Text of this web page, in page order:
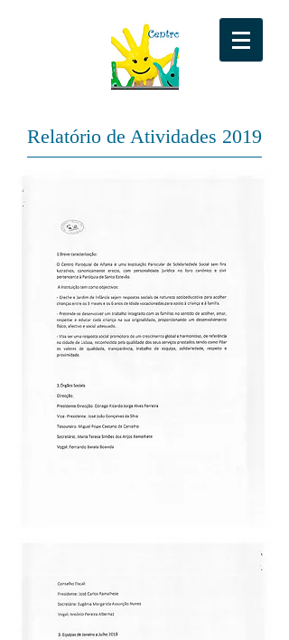
Relatório de Atividades 2019